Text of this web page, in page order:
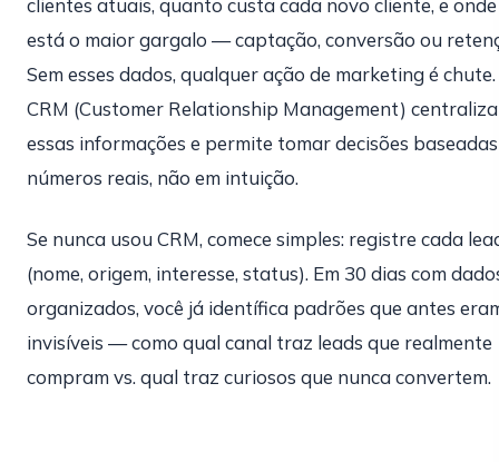
clientes atuais, quanto custa cada novo cliente, e onde
está o maior gargalo — captação, conversão ou
Sem esses dados, qualquer ação de marketing é chute.
CRM (Customer Relationship Management) centraliza
essas informações e permite tomar decisões
números reais, não em intuição.
Se nunca usou CRM, comece simples: registre cada
(nome, origem, interesse, status). Em 30 dias com
organizados, você já identífica padrões que antes
invisíveis — como qual canal traz leads que realmente
compram vs. qual traz curiosos que nunca convertem.